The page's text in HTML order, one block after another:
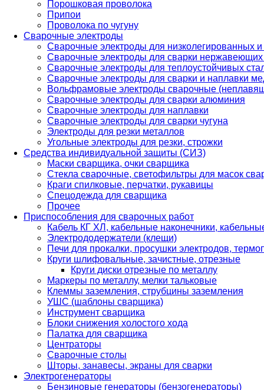
Порошковая проволока
Припои
Проволока по чугуну
Сварочные электроды
Сварочные электроды для низколегированных и
Сварочные электроды для сварки
Сварочные электроды для теплоустойчивых
Сварочные электроды для сварки и наплавки
Вольфрамовые электроды сварочные
Сварочные электроды для сварки алюминия
Сварочные электроды для наплавки
Сварочные электроды для сварки чугуна
Электроды для резки металлов
Угольные электроды для резки, строжки
Средства индивидуальной защиты (СИЗ)
Маски сварщика, очки сварщика
Стекла сварочные, светофильтры для масок
Краги спилковые, перчатки, рукавицы
Спецодежда для сварщика
Прочее
Приспособления для сварочных работ
Кабель КГ ХЛ, кабельные наконечники,
Электрододержатели (клещи)
Печи для прокалки, просушки электродов,
Круги шлифовальные, зачистные, отрезные
Круги диски отрезные по металлу
Маркеры по металлу, мелки тальковые
Клеммы заземления, струбцины заземления
УШС (шаблоны сварщика)
Инструмент сварщика
Блоки снижения холостого хода
Палатка для сварщика
Центраторы
Сварочные столы
Шторы, занавесы, экраны для сварки
Электрогенераторы
Бензиновые генераторы (бензогенераторы)